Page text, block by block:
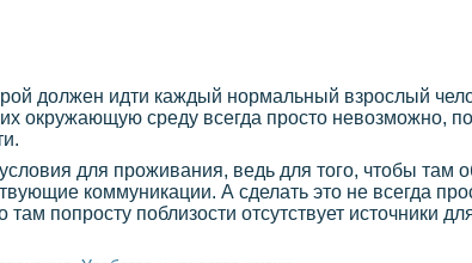
должен идти каждый нормальный взрослый
среду всегда просто невозможно,
для проживания, ведь для того, чтобы там
коммуникации. А сделать это не всегда
попросту поблизости отсутствует источники